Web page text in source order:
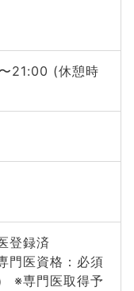
21:00 (休憩時
登録済
門医資格：必須
※専門医取得予